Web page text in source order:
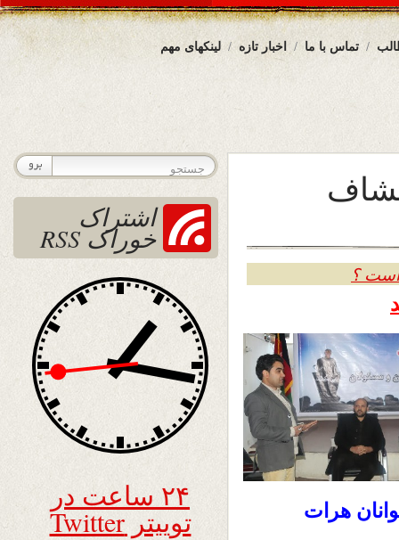
لینکهای مهم اخبار تازه تماس با ما
است ؟
هرات
اشتراک
خوراک RSS
۲۴ ساعت در
توییتر Twitter